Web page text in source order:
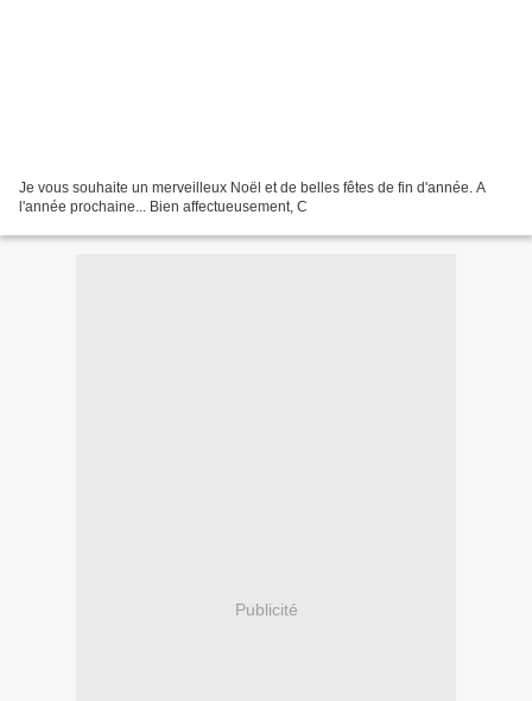
Je vous souhaite un merveilleux Noël et de belles fêtes de fin d'année. A
l'année prochaine... Bien affectueusement, C
Publicité